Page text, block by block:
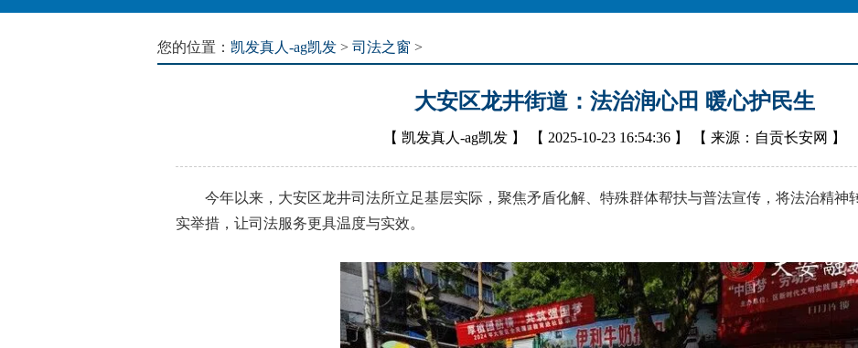
您的位置： 凯发真人-ag凯发 > 司法之窗 >
大安区龙井街道：法治润心田 暖心护民生
【 凯发真人-ag凯发 】 【 2025-10-23 16:54:36 】 【 来源：自贡长安网 】
今年以来，大安区龙井司法所立足基层实际，聚焦矛盾化解、特殊群体帮扶与普法宣传，将法治精神
实举措，让司法服务更具温度与实效。